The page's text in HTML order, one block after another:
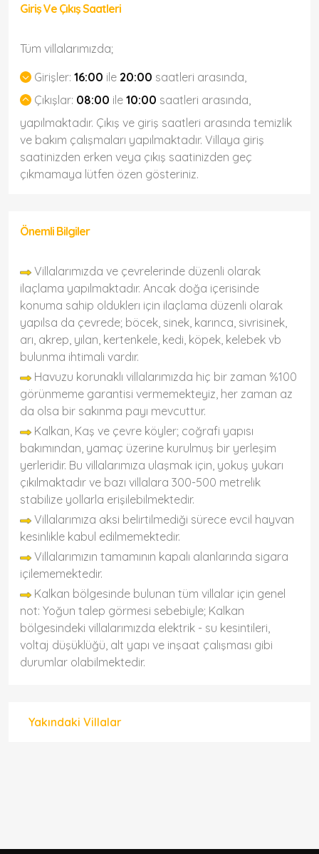
Giriş Ve Çıkış Saatleri
Tüm villalarımızda;
Girişler: 16:00 ile 20:00 saatleri arasında,
Çıkışlar: 08:00 ile 10:00 saatleri arasında,
yapılmaktadır. Çıkış ve giriş saatleri arasında temizlik
ve bakım çalışmaları yapılmaktadır. Villaya giriş
saatinizden erken veya çıkış saatinizden geç
çıkmamaya lütfen özen gösteriniz.
Önemli Bilgiler
Villalarımızda ve çevrelerinde düzenli olarak
ilaçlama yapılmaktadır. Ancak doğa içerisinde
konuma sahip olduklerı için ilaçlama düzenli olarak
yapılsa da çevrede; böcek, sinek, karınca, sivrisinek,
arı, akrep, yılan, kertenkele, kedi, köpek, kelebek vb
bulunma ihtimali vardır.
Havuzu korunaklı villalarımızda hiç bir zaman %100
görünmeme garantisi vermemekteyiz, her zaman az
da olsa bir sakınma payı mevcuttur.
Kalkan, Kaş ve çevre köyler; coğrafi yapısı
bakımından, yamaç üzerine kurulmuş bir yerleşim
yerleridir. Bu villalarımıza ulaşmak için, yokuş yukarı
çıkılmaktadır ve bazı villalara 300-500 metrelik
stabilize yollarla erişilebilmektedir.
Villalarımıza aksi belirtilmediği sürece evcil hayvan
kesinlikle kabul edilmemektedir.
Villalarımızın tamamının kapalı alanlarında sigara
içilememektedir.
Kalkan bölgesinde bulunan tüm villalar için genel
not: Yoğun talep görmesi sebebiyle; Kalkan
bölgesindeki villalarımızda elektrik - su kesintileri,
voltaj düşüklüğü, alt yapı ve inşaat çalışması gibi
durumlar olabilmektedir.
Yakındaki Villalar